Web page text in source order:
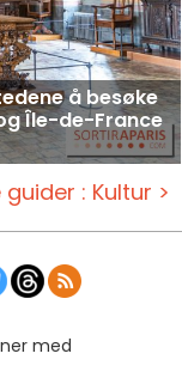
å besøke
Île-de-France
guider : Kultur >
med